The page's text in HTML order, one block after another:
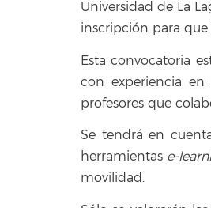
Universidad de La
inscripción para que
Esta convocatoria
con experiencia
profesores que
Se tendrá en
herramientas e-
movilidad.